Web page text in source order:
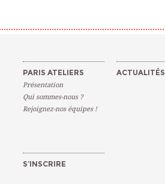
PARIS ATELIERS
Présentation
Qui sommes-nous ?
Rejoignez-nos équipes !
ACTUALITÉS
S’INSCRIRE